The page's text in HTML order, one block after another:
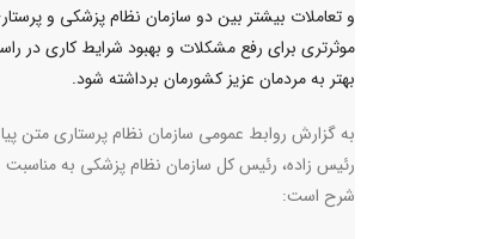
و تعاملات بیشتر بین دو سازمان نظام پزشکی و
موثرتری برای رفع مشکلات و بهبود شرایط کاری در
بهتر به مردمان عزیز کشورمان برداشته شود.
به گزارش روابط عمومی سازمان نظام پرستاری متن
رئیس زاده، رئیس کل سازمان نظام پزشکی به مناسبت
شرح است: